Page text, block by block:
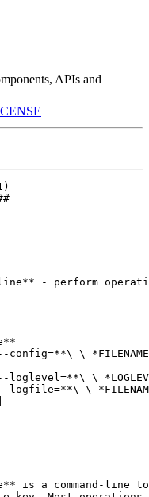
APIs and